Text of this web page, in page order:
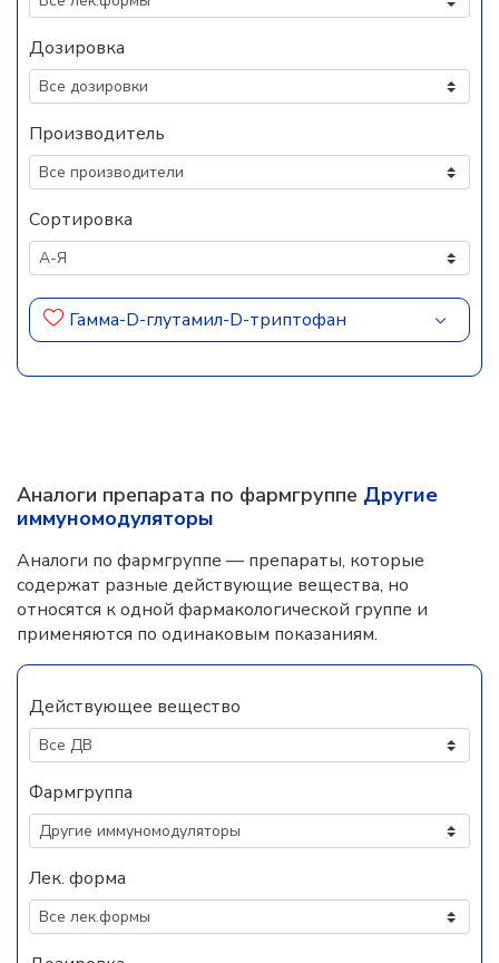
Дозировка
Производитель
Сортировка
Гамма-D-глутамил-D-триптофан
Аналоги препарата по фармгруппе Другие
иммуномодуляторы
Аналоги по фармгруппе — препараты, которые
содержат разные действующие вещества, но
относятся к одной фармакологической группе и
применяются по одинаковым показаниям.
Действующее вещество
Фармгруппа
Лек. форма